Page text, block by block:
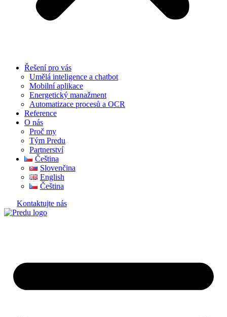
Řešení pro vás
Umělá inteligence a chatbot
Mobilní aplikace
Energetický manažment
Automatizace procesů a OCR
Reference
O nás
Proč my
Tým Predu
Partnerství
Čeština
Slovenčina
English
Čeština
Kontaktujte nás